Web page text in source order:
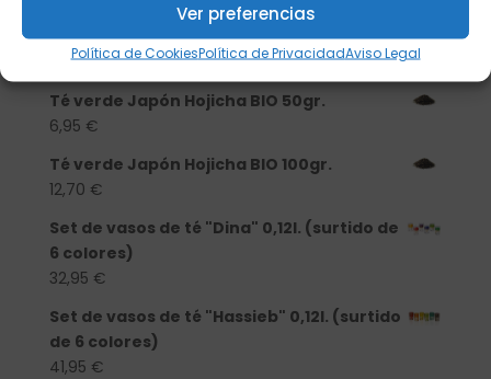
Ver preferencias
Política de CookiesPolítica de PrivacidadAviso Legal
Té verde Japón Hojicha BIO 250 gr.
25,40€
Té verde Japón Hojicha BIO 50gr.
6,95 €
Té verde Japón Hojicha BIO 100gr.
12,70 €
Set de vasos de té "Dina" 0,12l. (surtido de
6 colores)
32,95 €
Set de vasos de té "Hassieb" 0,12l. (surtido
de 6 colores)
41,95 €